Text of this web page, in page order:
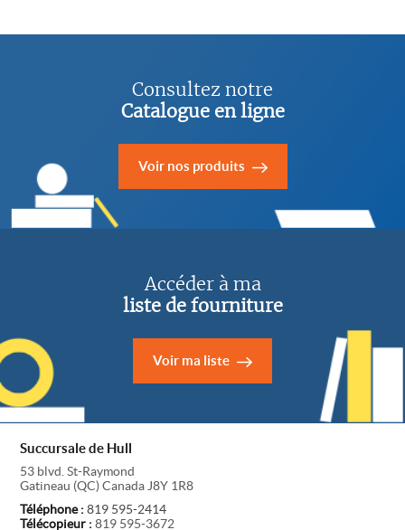
Consultez notre
Catalogue en ligne
Voir nos produits
Accéder à ma
liste de fourniture
Voir ma liste
Succursale de Hull
53 blvd. St-Raymond
Gatineau (QC)Canada J8Y 1R8
Téléphone : 819 595-2414
Télécopieur : 819 595-3672